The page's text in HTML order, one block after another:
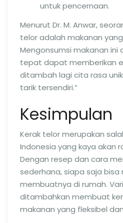
untuk pencernaan.
Menurut Dr. M. Anwar,
telor adalah makanan
Mengonsumsi makanan ini
tepat dapat memberikan
ditambah lagi cita rasa
tarik tersendiri.”
Kesimpulan
Kerak telor merupakan
Indonesia yang kaya akan
Dengan resep dan cara
sederhana, siapa saja bisa
membuatnya di rumah.
ditambahkan membuat
makanan yang fleksibel